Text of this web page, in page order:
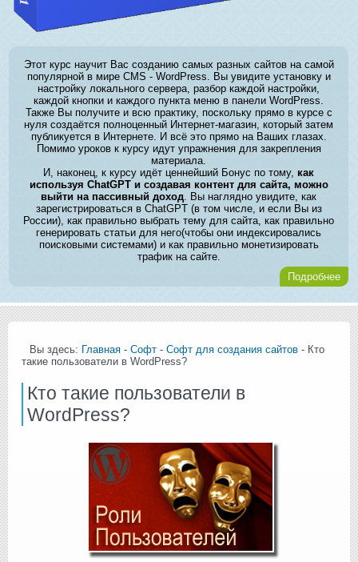
Этот курс научит Вас созданию самых разных сайтов на самой
популярной в мире CMS - WordPress. Вы увидите установку и
настройку локального сервера, разбор каждой настройки,
каждой кнопки и каждого пункта меню в панели WordPress.
Также Вы получите и всю практику, поскольку прямо в курсе с
нуля создаётся полноценный Интернет-магазин, который затем
публикуется в Интернете. И всё это прямо на Ваших глазах.
Помимо уроков к курсу идут упражнения для закрепления
материала.
И, наконец, к курсу идёт ценнейший Бонус по тому,как
используя ChatGPT и создавая контент для сайта, можно
выйти на пассивный доход. Вы наглядно увидите, как
зарегистрироваться в ChatGPT (в том числе, и если Вы из
России), как правильно выбрать тему для сайта, как правильно
генерировать статьи для него(чтобы они индексировались
поисковыми системами) и как правильно монетизировать
трафик на сайте.
Подробнее
Вы здесь: Главная - Софт - Софт для создания сайтов - Кто
такие пользователи в WordPress?
Кто такие пользователи в
WordPress?